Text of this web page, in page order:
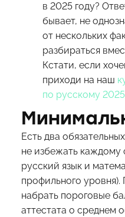
в 2025 году?
бывает, не
от нескольких
разбираться
Кстати, если
приходи на наш
по русскому
Есть два
не избежать каждому
русский язык и
профильного
набрать пороговые
аттестата о среднем